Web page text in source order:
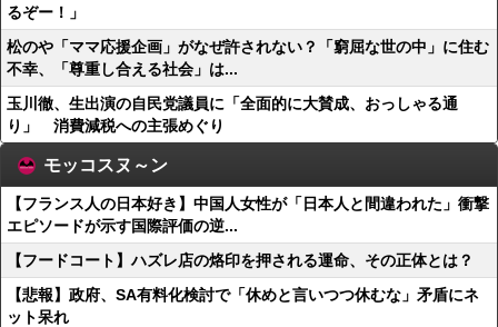
るぞー！」
松のや「ママ応援企画」がなぜ許されない？「窮屈な世の中」に住む
不幸、「尊重し合える社会」は...
玉川徹、生出演の自民党議員に「全面的に大賛成、おっしゃる通
り」 消費減税への主張めぐり
モッコスヌ～ン
【フランス人の日本好き】中国人女性が「日本人と間違われた」衝撃
エピソードが示す国際評価の逆...
【フードコート】ハズレ店の烙印を押される運命、その正体とは？
【悲報】政府、SA有料化検討で「休めと言いつつ休むな」矛盾にネ
ット呆れ